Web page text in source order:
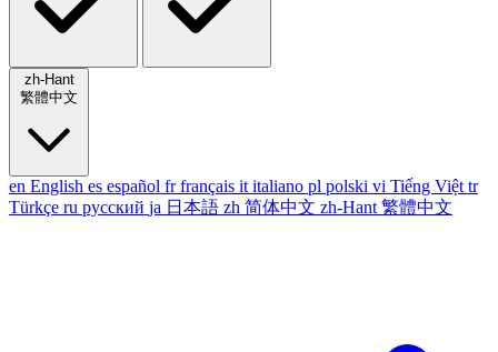
zh-Hant
繁體中文
en English es español fr français it italiano pl polski vi Tiếng Việt tr
Türkçe ru русский ja 日本語 zh 简体中文 zh-Hant 繁體中文